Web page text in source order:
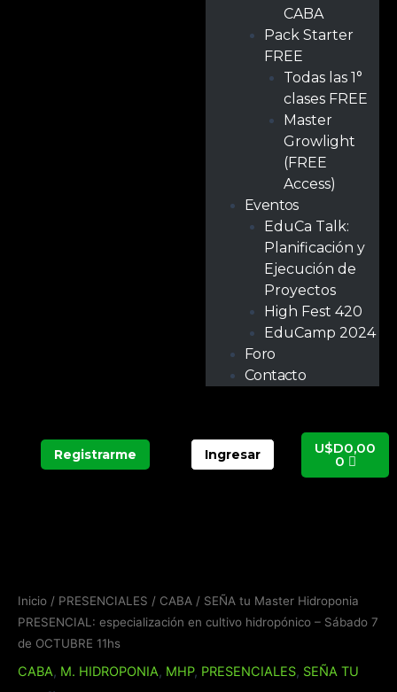
CABA
Pack Starter
FREE
Todas las 1°
clases FREE
Master
Growlight
(FREE
Access)
Eventos
EduCa Talk:
Planificación y
Ejecución de
Proyectos
High Fest 420
EduCamp 2024
Foro
Contacto
Registrarme Ingresar U$D0,00
0
Inicio / PRESENCIALES / CABA / SEÑA tu Master Hidroponia
PRESENCIAL: especialización en cultivo hidropónico – Sábado 7
de OCTUBRE 11hs
CABA, M. HIDROPONIA, MHP, PRESENCIALES, SEÑA TU
Hidroponia
PRESENCIAL:
especialización
cultivo